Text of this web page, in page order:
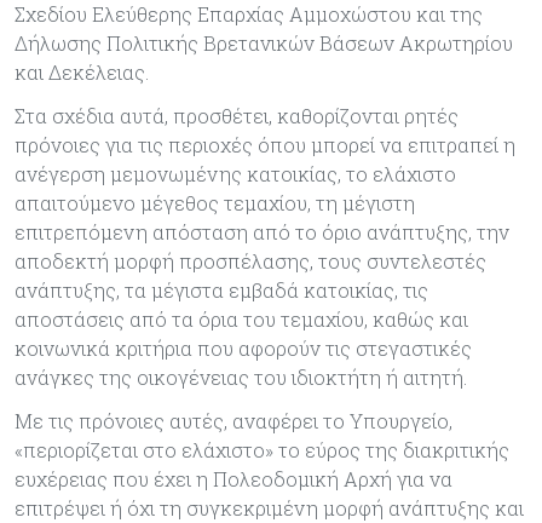
Σχεδίου Ελεύθερης Επαρχίας Αμμοχώστου και της
Δήλωσης Πολιτικής Βρετανικών Βάσεων Ακρωτηρίου
και Δεκέλειας.
Στα σχέδια αυτά, προσθέτει, καθορίζονται ρητές
πρόνοιες για τις περιοχές όπου μπορεί να επιτραπεί η
ανέγερση μεμονωμένης κατοικίας, το ελάχιστο
απαιτούμενο μέγεθος τεμαχίου, τη μέγιστη
επιτρεπόμενη απόσταση από το όριο ανάπτυξης, την
αποδεκτή μορφή προσπέλασης, τους συντελεστές
ανάπτυξης, τα μέγιστα εμβαδά κατοικίας, τις
αποστάσεις από τα όρια του τεμαχίου, καθώς και
κοινωνικά κριτήρια που αφορούν τις στεγαστικές
ανάγκες της οικογένειας του ιδιοκτήτη ή αιτητή.
Με τις πρόνοιες αυτές, αναφέρει το Υπουργείο,
«περιορίζεται στο ελάχιστο» το εύρος της διακριτικής
ευχέρειας που έχει η Πολεοδομική Αρχή για να
επιτρέψει ή όχι τη συγκεκριμένη μορφή ανάπτυξης και